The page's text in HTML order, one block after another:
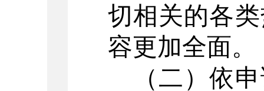
切相关的各
容更加全面。
（二）依